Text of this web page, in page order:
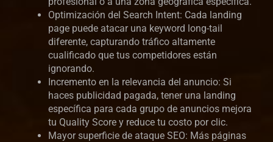
Optimización del Search Intent: Cada landing
page puede atacar una keyword long-tail
diferente, capturando tráfico altamente
cualificado que tus competidores están
ignorando.
Incremento en la relevancia del anuncio: Si
haces publicidad pagada, tener una landing
específica para cada grupo de anuncios mejora
tu Quality Score y reduce tu costo por clic.
Mayor superficie de ataque SEO: Más páginas